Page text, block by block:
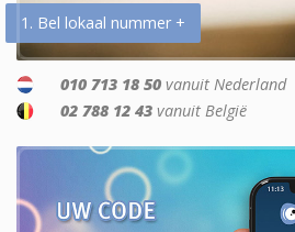
1. Bel lokaal nummer +
010 713 18 50 vanuit Nederland
02 788 12 43 vanuit België